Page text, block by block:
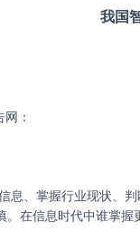
我国
：
、掌握行业现状、判
。在信息时代中谁掌